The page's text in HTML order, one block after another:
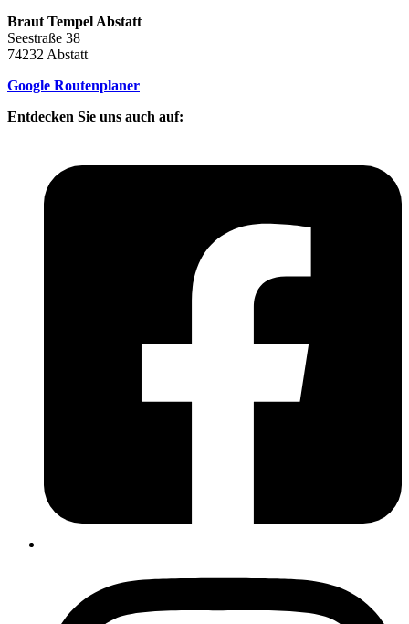
Braut Tempel Abstatt
Seestraße 38
74232 Abstatt
Google Routenplaner
Entdecken Sie uns auch auf: